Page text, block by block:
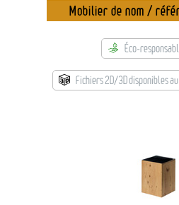
→ Gamme éco-responsable
→ Types de mobilier
→ Noms / Références
Mobilier de nom /
Éco-
Fichiers 2D/3D disponibles